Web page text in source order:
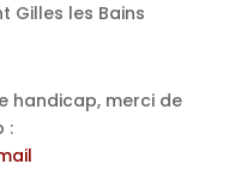
Gilles les Bains
handicap, merci de
: